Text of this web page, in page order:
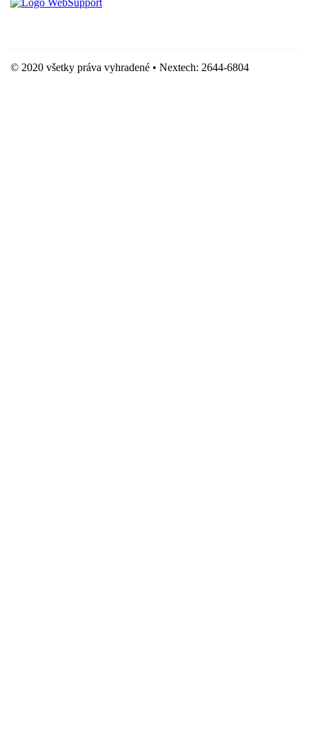
© 2020 všetky práva vyhradené • Nextech: 2644-6804